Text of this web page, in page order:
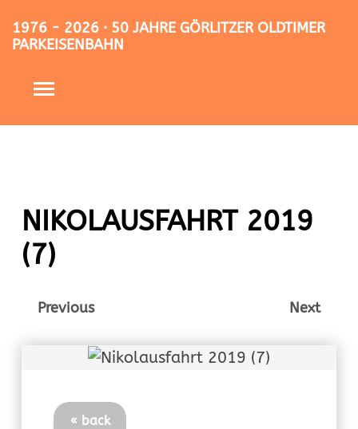
1976 - 2026 · 50 JAHRE GÖRLITZER OLDTIMER
PARKEISENBAHN
NIKOLAUSFAHRT 2019
(7)
Previous Next
« back